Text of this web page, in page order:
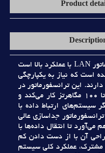
**H2019NL** يک ترانسفورماتور LAN با عملکرد بالا است
است که نياز به يکپارچگي
اين ترانسفورماتور در
محدوده فرکانسي 1 مگاهرتز تا 100 مگاهرتز کار مي‌کند و
سيستم‌هاي ارتباط داده با
جداسازي عالي
مي‌آورد تا انتقال داده‌ها با
آن با از دست دادن کم
مشترک، عملکرد کلي سيستم